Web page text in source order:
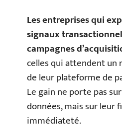
Les entreprises qui
signaux
campagnes
celles qui attendent un
de leur plateforme de
Le gain ne porte pas
données, mais sur leur
immédiateté.